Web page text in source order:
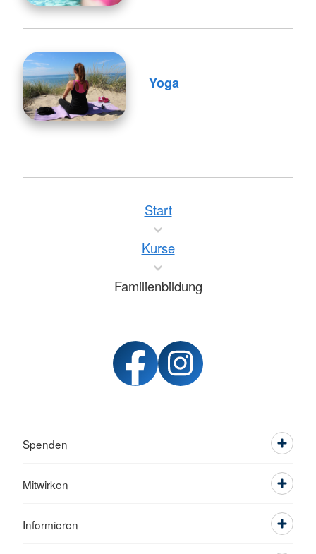
Yoga
Start
Kurse
Familienbildung
Spenden
Mitwirken
Informieren